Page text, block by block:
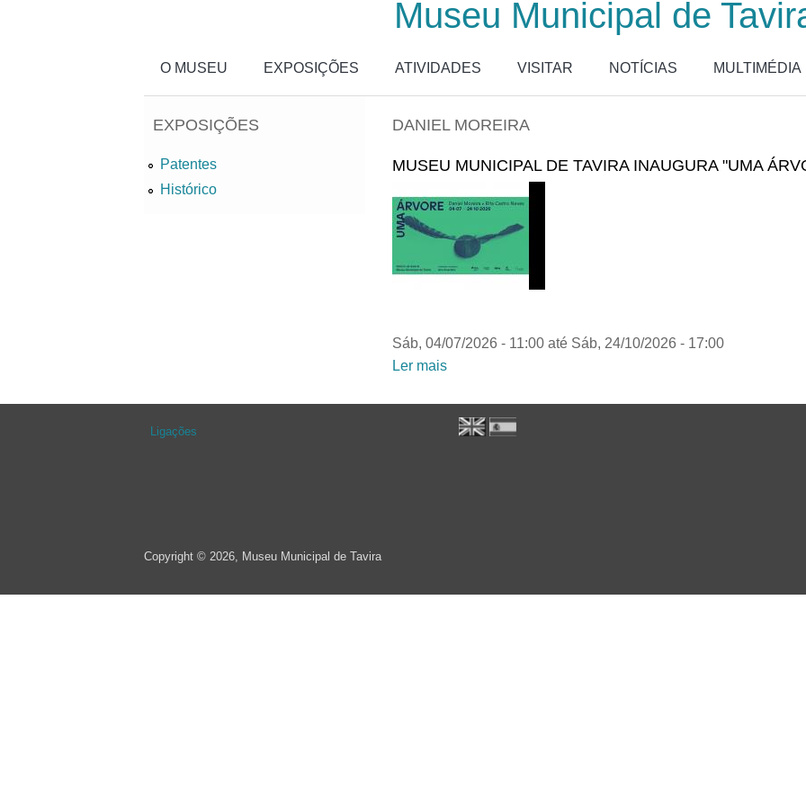
Museu Municipal de
O MUSEU EXPOSIÇÕES ATIVIDADES VISITAR NOTÍCIAS MULTIMÉDIA
DANIEL MOREIRA
MUSEU MUNICIPAL DE TAVIRA INAUGURA "UMA
Sáb, 04/07/2026 - 11:00 até Sáb, 24/10/2026 - 17:00
Ler mais
EXPOSIÇÕES
Patentes
Histórico
Ligações
Copyright © 2026, Museu Municipal de Tavira